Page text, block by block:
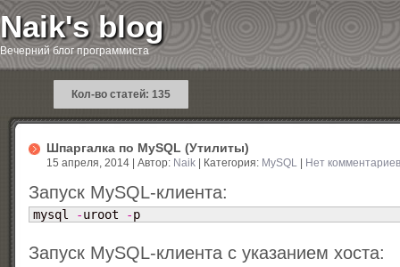
Naik's blog
Вечерний блог программиста
Кол-во статей: 135
Шпаргалка по MySQL (Утилиты)
15 апреля, 2014 | Автор: Naik | Категория: MySQL Нет
Запуск MySQL-клиента:
mysql -uroot -p
Запуск MySQL-клиента c указанием хоста: